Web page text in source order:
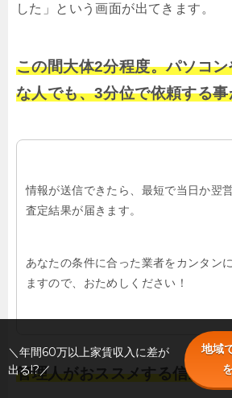
した」という画面が出てきます。
この間大体2分程度。パソコ
な人でも、3分位で依頼する
情報が送信できたら、最短で当日か翌
査定結果が届きます。
あなたの条件に合った業者をカンタン
ますので、おためしください！
管理人がおススメする信頼で
＼年間60万以上家賃収入に差が
出る!?／
地域